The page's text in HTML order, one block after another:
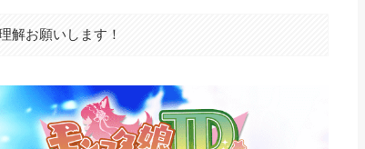
解お願いします！